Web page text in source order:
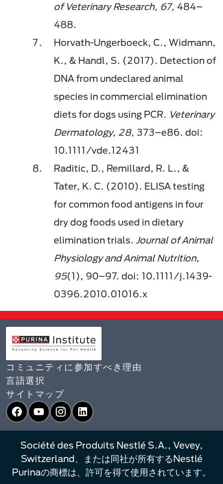
of Veterinary Research, 67, 484–
488.
Horvath-Ungerboeck, C., Widmann,
K., & Handl, S. (2017). Detection of
DNA from undeclared animal
species in commercial elimination
diets for dogs using PCR. Veterinary
Dermatology, 28, 373–e86. doi:
10.1111/vde.12431
Raditic, D., Remillard, R. L., &
Tater, K. C. (2010). ELISA testing
for common food antigens in four
dry dog foods used in dietary
elimination trials. Journal of Animal
Physiology and Animal Nutrition,
95(1), 90–97. doi: 10.1111/j.1439-
0396.2010.01016.x
コミュニティに参加すべき理由
言語選択​
サイトマップ
Facebook
YouTubeInstagram
LinkedIn
Société des Produits Nestlé S.A., Vevey,
Switzerland、または同社が所有するNestlé
Purinaの商標は、許可を得て使用されています。